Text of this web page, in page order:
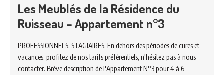
Les Meublés de la Résidence du
Ruisseau – Appartement n°3
PROFESSIONNELS, STAGIAIRES. En dehors des périodes de cures et
vacances, profitez de nos tarifs préférentiels, n'hésitez pas à nous
contacter. Brève description de l'Appartement N°3 pour 4 à 6